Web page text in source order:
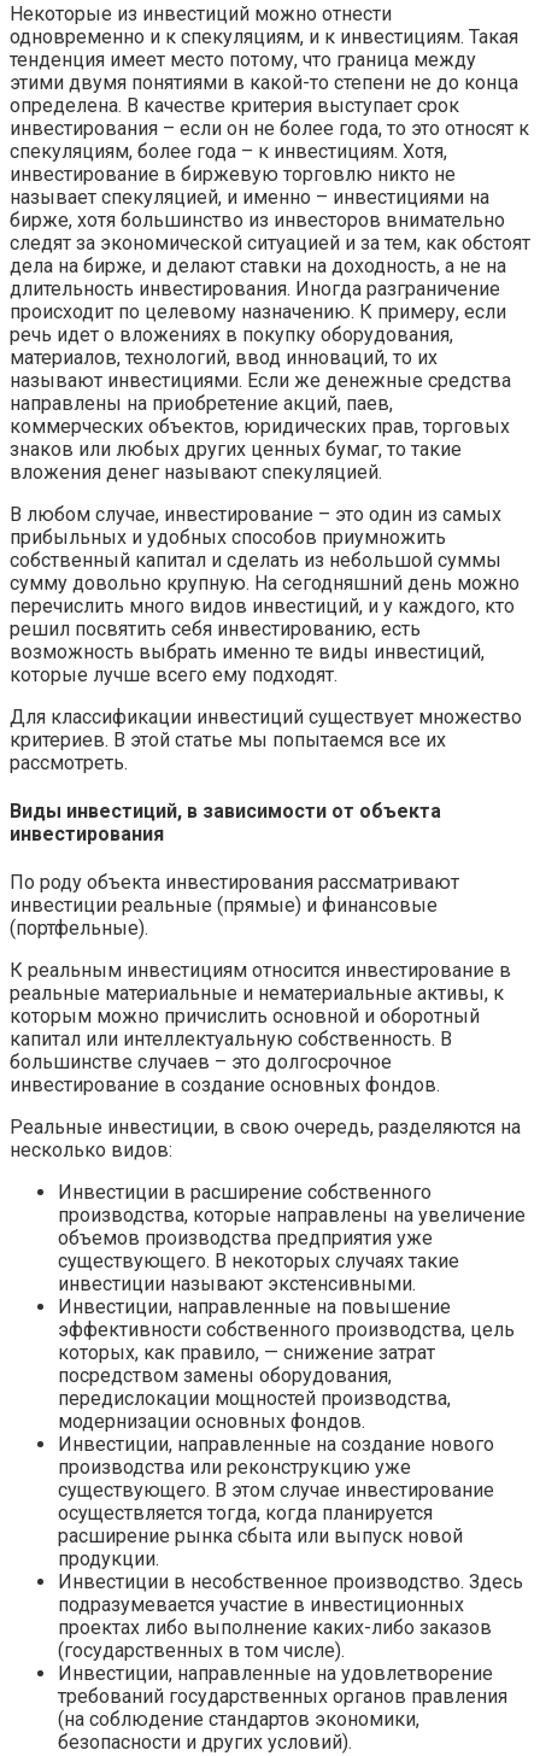
Некоторые из инвестиций можно отнести
одновременно и к спекуляциям, и к инвестициям. Такая
тенденция имеет место потому, что граница между
этими двумя понятиями в какой-то степени не до конца
определена. В качестве критерия выступает срок
инвестирования – если он не более года, то это относят к
спекуляциям, более года – к инвестициям. Хотя,
инвестирование в биржевую торговлю никто не
называет спекуляцией, и именно – инвестициями на
бирже, хотя большинство из инвесторов внимательно
следят за экономической ситуацией и за тем, как обстоят
дела на бирже, и делают ставки на доходность, а не на
длительность инвестирования. Иногда разграничение
происходит по целевому назначению. К примеру, если
речь идет о вложениях в покупку оборудования,
материалов, технологий, ввод инноваций, то их
называют инвестициями. Если же денежные средства
направлены на приобретение акций, паев,
коммерческих объектов, юридических прав, торговых
знаков или любых других ценных бумаг, то такие
вложения денег называют спекуляцией.
В любом случае, инвестирование – это один из самых
прибыльных и удобных способов приумножить
собственный капитал и сделать из небольшой суммы
сумму довольно крупную. На сегодняшний день можно
перечислить много видов инвестиций, и у каждого, кто
решил посвятить себя инвестированию, есть
возможность выбрать именно те виды инвестиций,
которые лучше всего ему подходят.
Для классификации инвестиций существует множество
критериев. В этой статье мы попытаемся все их
рассмотреть.
Виды инвестиций, в зависимости от объекта
инвестирования
По роду объекта инвестирования рассматривают
инвестиции реальные (прямые) и финансовые
(портфельные).
К реальным инвестициям относится инвестирование в
реальные материальные и нематериальные активы, к
которым можно причислить основной и оборотный
капитал или интеллектуальную собственность. В
большинстве случаев – это долгосрочное
инвестирование в создание основных фондов.
Реальные инвестиции, в свою очередь, разделяются на
несколько видов:
Инвестиции в расширение собственного
производства, которые направлены на увеличение
объемов производства предприятия уже
существующего. В некоторых случаях такие
инвестиции называют экстенсивными.
Инвестиции, направленные на повышение
эффективности собственного производства, цель
которых, как правило, — снижение затрат
посредством замены оборудования,
передислокации мощностей производства,
модернизации основных фондов.
Инвестиции, направленные на создание нового
производства или реконструкцию уже
существующего. В этом случае инвестирование
осуществляется тогда, когда планируется
расширение рынка сбыта или выпуск новой
продукции.
Инвестиции в несобственное производство. Здесь
подразумевается участие в инвестиционных
проектах либо выполнение каких-либо заказов
(государственных в том числе).
Инвестиции, направленные на удовлетворение
требований государственных органов правления
(на соблюдение стандартов экономики,
безопасности и других условий).